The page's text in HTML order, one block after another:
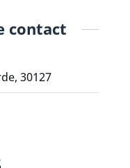
contact
30127